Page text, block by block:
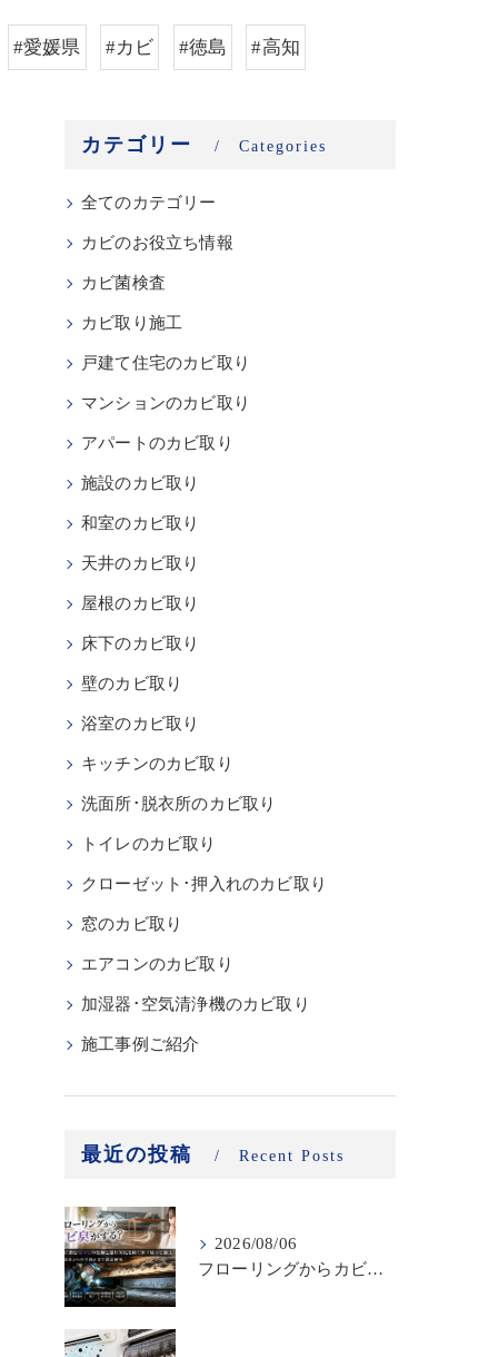
#愛媛県 #カビ #徳島 #高知
カテゴリー Categories
全てのカテゴリー
カビのお役立ち情報
カビ菌検査
カビ取り施工
戸建て住宅のカビ取り
マンションのカビ取り
アパートのカビ取り
施設のカビ取り
和室のカビ取り
天井のカビ取り
屋根のカビ取り
床下のカビ取り
壁のカビ取り
浴室のカビ取り
キッチンのカビ取り
洗面所･脱衣所のカビ取り
トイレのカビ取り
クローゼット･押入れのカビ取り
窓のカビ取り
エアコンのカビ取り
加湿器･空気清浄機のカビ取り
施工事例ご紹介
最近の投稿 Recent Posts
2026/08/06
フローリングからカビ臭がする？床下に潜む黒カビの恐怖と建材劣化を防ぐ床下除カビ施工｜原因調査から再発防止まで徹底解説